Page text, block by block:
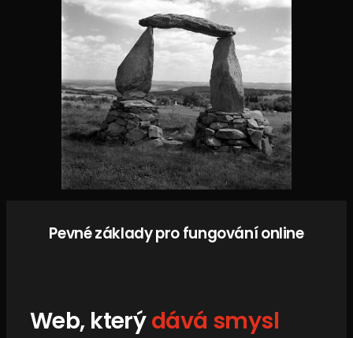
Pevné základy pro fungování online
Web, kterýdává smysl